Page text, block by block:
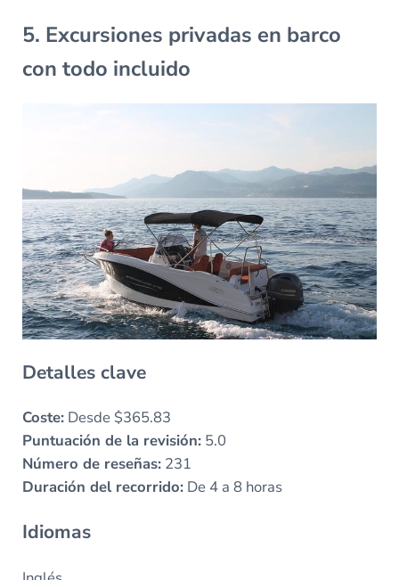
5. Excursiones privadas en barco
con todo incluido
Detalles clave
Coste:Desde $365.83
Puntuación de la revisión:5.0
Número de reseñas:231
Duración del recorrido:De 4 a 8 horas
Idiomas